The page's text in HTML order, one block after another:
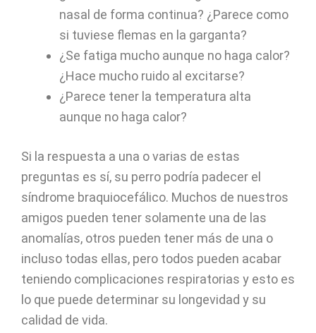
nasal de forma continua? ¿Parece como
si tuviese flemas en la garganta?
¿Se fatiga mucho aunque no haga calor?
¿Hace mucho ruido al excitarse?
¿Parece tener la temperatura alta
aunque no haga calor?
Si la respuesta a una o varias de estas
preguntas es sí, su perro podría padecer el
síndrome braquiocefálico. Muchos de nuestros
amigos pueden tener solamente una de las
anomalías, otros pueden tener más de una o
incluso todas ellas, pero todos pueden acabar
teniendo complicaciones respiratorias y esto es
lo que puede determinar su longevidad y su
calidad de vida.